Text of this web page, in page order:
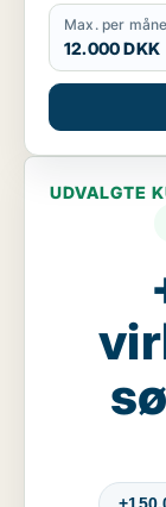
Max. per
12.000 DKK
UDVALGTE